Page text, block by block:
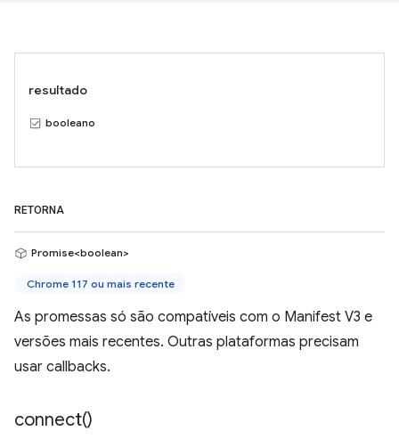
resultado
booleano
RETORNA
Promise<boolean>
Chrome 117 ou mais recente
As promessas só são compatíveis com o Manifest V3 e
versões mais recentes. Outras plataformas precisam
usar callbacks.
connect()